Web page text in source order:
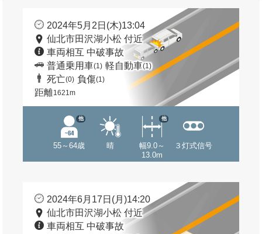
2024年5月2日(木)13:04
仙北市田沢湖小松 付近
車両相互 中破事故
普通乗用車(1) 軽自動車(1)
死亡(0) 負傷(1)
距離1621m
55～64歳
他
晴
幅9.0～
13.0m
他
３灯式信号
2024年6月17日(月)14:20
仙北市田沢湖小松 付近
車両相互 中破事故